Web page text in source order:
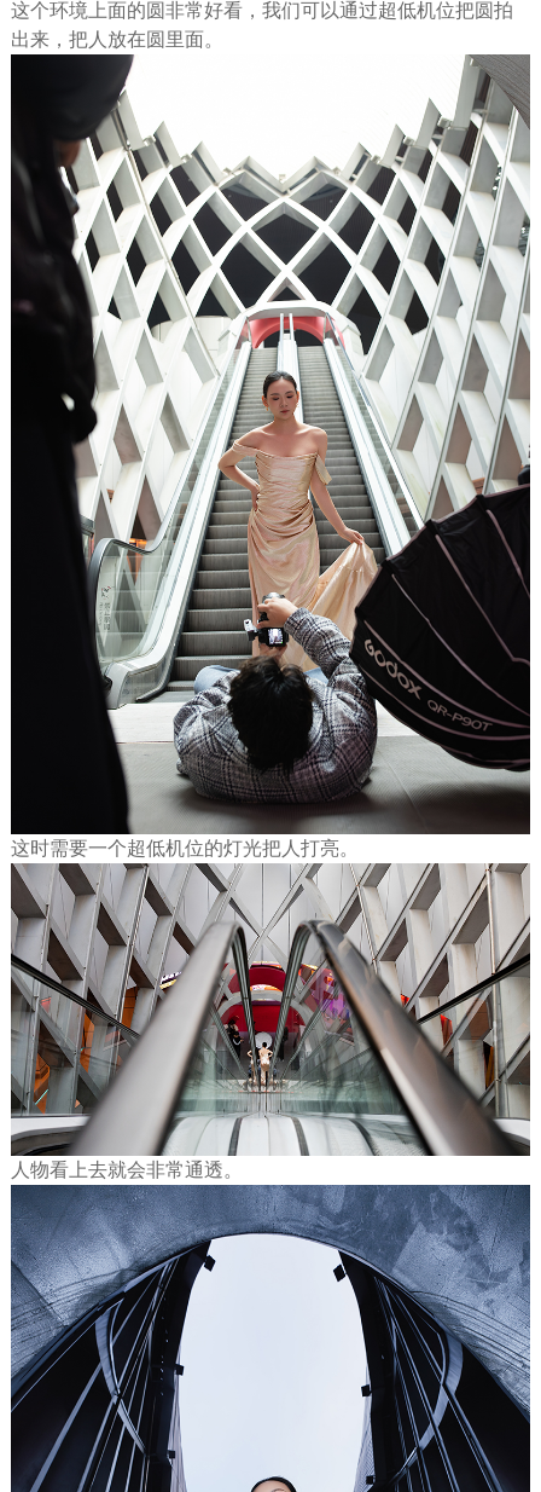
这个环境上面的圆非常好看，我们可以通过超低机位把圆拍
出来，把人放在圆里面。
这时需要一个超低机位的灯光把人打亮。
人物看上去就会非常通透。